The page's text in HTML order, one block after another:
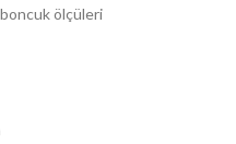
ölçüleri